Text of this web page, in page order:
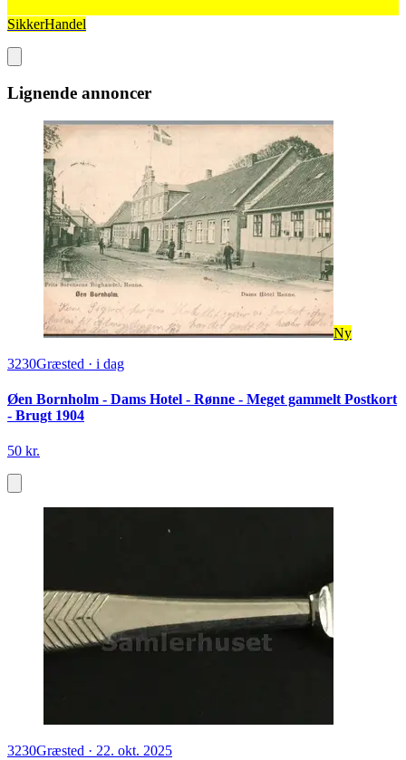
SikkerHandel
Lignende annoncer
Ny
3230Græsted · i dag
Øen Bornholm - Dams Hotel - Rønne - Meget gammelt Postkort
- Brugt 1904
50 kr.
3230Græsted · 22. okt. 2025